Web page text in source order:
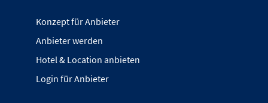
Konzept für Anbieter
Anbieter werden
Hotel & Location anbieten
Login für Anbieter